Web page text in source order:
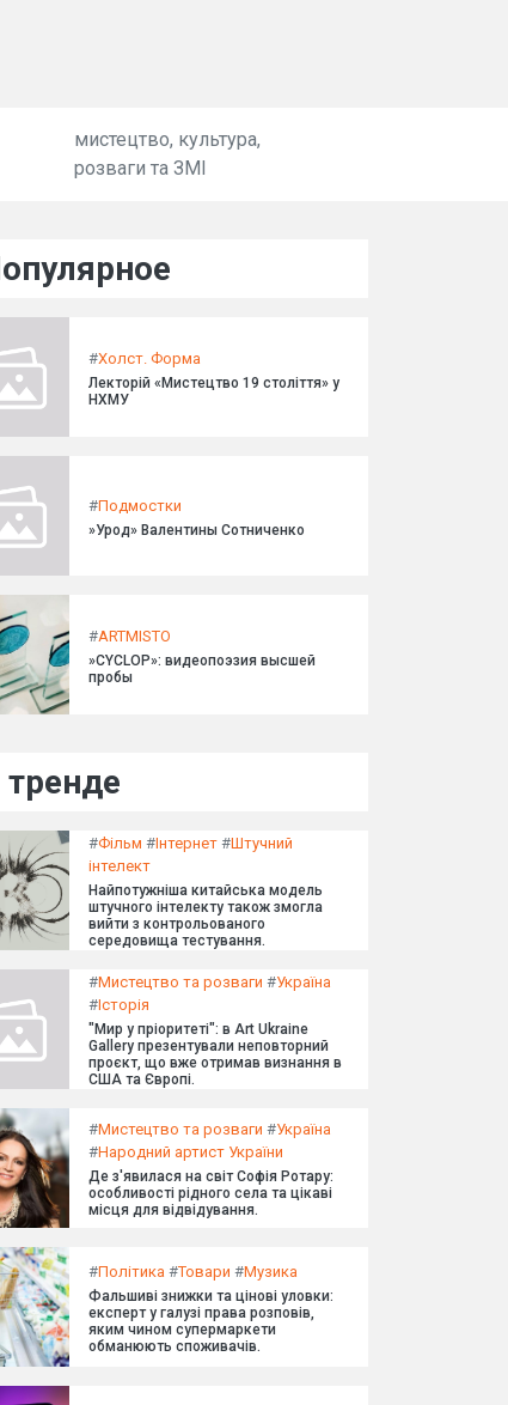
мистецтво, культура,
розваги та ЗМІ
#Холст. Форма
Лекторій «Мистецтво 19 століття» у
НХМУ
#Подмостки
»Урод» Валентины Сотниченко
#ARTMISTO
»CYCLOP»: видеопоэзия высшей
пробы
тренде
#Фільм #Інтернет #Штучний
інтелект
Найпотужніша китайська модель
штучного інтелекту також змогла
вийти з контрольованого
середовища тестування.
#Мистецтво та розваги #Україна
#Історія
"Мир у пріоритеті": в Art Ukraine
Gallery презентували неповторний
проєкт, що вже отримав визнання в
США та Європі.
#Мистецтво та розваги #Україна
#Народний артист України
Де з'явилася на світ Софія Ротару:
особливості рідного села та цікаві
місця для відвідування.
#Політика #Товари #Музика
Фальшиві знижки та цінові уловки:
експерт у галузі права розповів,
яким чином супермаркети
обманюють споживачів.